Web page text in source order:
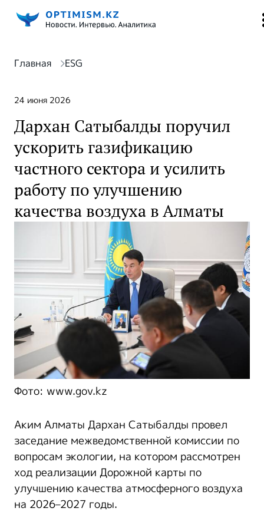
Главная ESG
24 июня 2026
Дархан Сатыбалды поручил
ускорить газификацию
частного сектора и усилить
работу по улучшению
качества воздуха в Алматы
Фото: www.gov.kz
Аким Алматы Дархан Сатыбалды провел
заседание межведомственной комиссии по
вопросам экологии, на котором рассмотрен
ход реализации Дорожной карты по
улучшению качества атмосферного воздуха
на 2026–2027 годы.